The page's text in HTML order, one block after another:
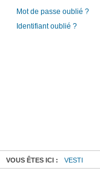
Mot de passe oublié ?
Identifiant oublié ?
VOUS ÊTES ICI : VESTI